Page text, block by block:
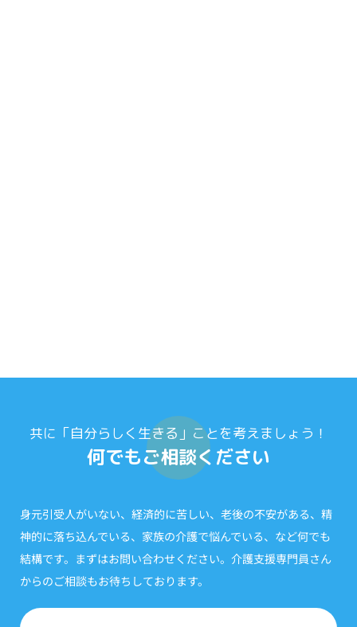
共に「自分らしく生きる」ことを考えましょう！
何でもご相談ください
身元引受人がいない、経済的に苦しい、老後の不安がある、精
神的に落ち込んでいる、家族の介護で悩んでいる、など何でも
結構です。まずはお問い合わせください。介護支援専門員さん
からのご相談もお待ちしております。